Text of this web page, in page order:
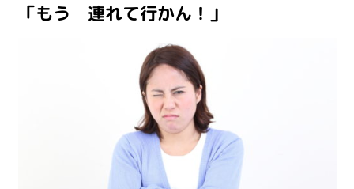
「もう 連れて行かん！」